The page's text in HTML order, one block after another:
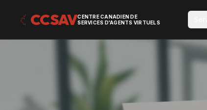
CCSAVCENTRE CANADIEN DE
SERVICES D'AGENTS VIRTUELS